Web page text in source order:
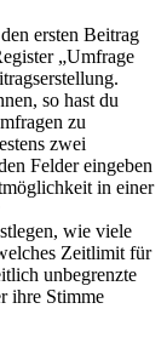
ersten Beitrag
„Umfrage
so hast du
zu
zwei
Felder eingeben
in einer
wie viele
Zeitlimit für
unbegrenzte
ihre Stimme